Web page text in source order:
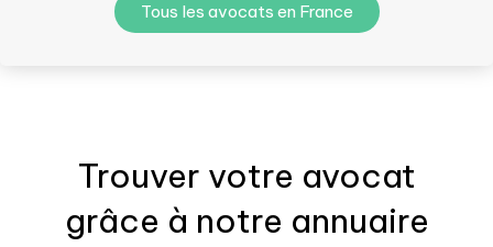
Tous les avocats en France
Trouver votre avocat
grâce à notre annuaire